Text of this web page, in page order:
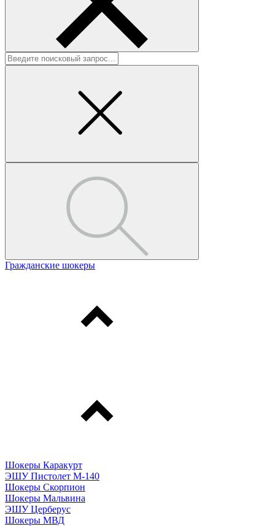
Гражданские шокеры
Шокеры Каракурт
ЭШУ Пистолет М-140
Шокеры Скорпион
Шокеры Мальвина
ЭШУ Церберус
Шокеры МВД